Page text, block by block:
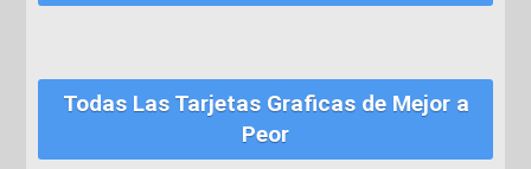
Todas Las Tarjetas Graficas de Mejor a
Peor